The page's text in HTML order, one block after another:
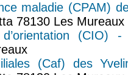
maladie (CPAM)
78130 Les Mureaux
(CIO)
(Caf) des